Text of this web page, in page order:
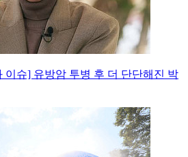
이슈] 유방암 투병 후 더 단단해진 박